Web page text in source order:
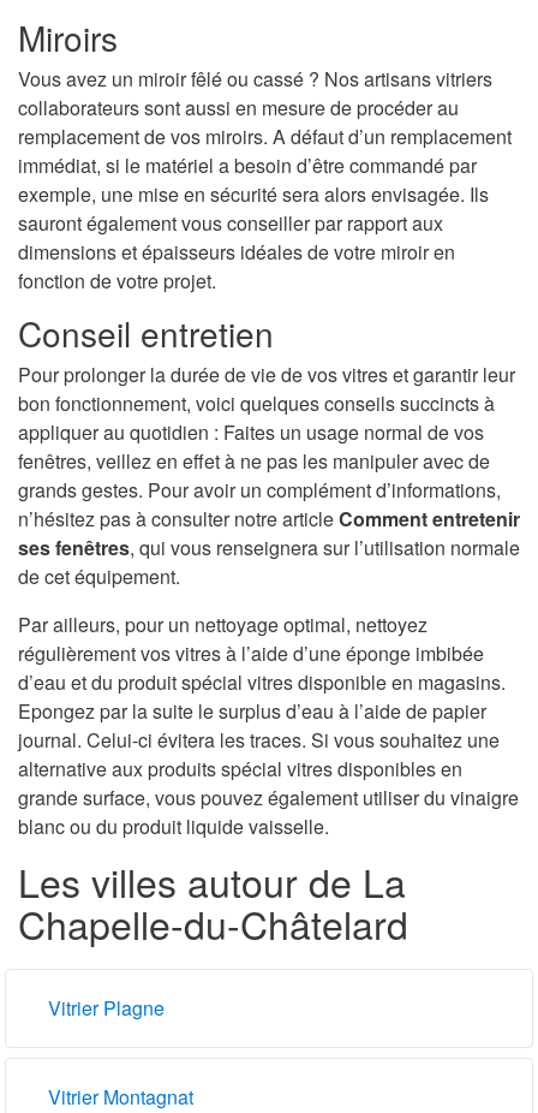
Miroirs
Vous avez un miroir fêlé ou cassé ? Nos artisans vitriers
collaborateurs sont aussi en mesure de procéder au
remplacement de vos miroirs. A défaut d’un remplacement
immédiat, si le matériel a besoin d’être commandé par
exemple, une mise en sécurité sera alors envisagée. Ils
sauront également vous conseiller par rapport aux
dimensions et épaisseurs idéales de votre miroir en
fonction de votre projet.
Conseil entretien
Pour prolonger la durée de vie de vos vitres et garantir leur
bon fonctionnement, voici quelques conseils succincts à
appliquer au quotidien : Faites un usage normal de vos
fenêtres, veillez en effet à ne pas les manipuler avec de
grands gestes. Pour avoir un complément d’informations,
n’hésitez pas à consulter notre articleComment entretenir
ses fenêtres, qui vous renseignera sur l’utilisation normale
de cet équipement.
Par ailleurs, pour un nettoyage optimal, nettoyez
régulièrement vos vitres à l’aide d’une éponge imbibée
d’eau et du produit spécial vitres disponible en magasins.
Epongez par la suite le surplus d’eau à l’aide de papier
journal. Celui-ci évitera les traces. Si vous souhaitez une
alternative aux produits spécial vitres disponibles en
grande surface, vous pouvez également utiliser du vinaigre
blanc ou du produit liquide vaisselle.
Les villes autour de La
Chapelle-du-Châtelard
Vitrier Plagne
Vitrier Montagnat